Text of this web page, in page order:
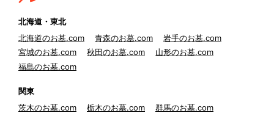
北海道・東北
北海道のお墓.com
青森のお墓.com
岩手のお墓.com
宮城のお墓.com
秋田のお墓.com
山形のお墓.com
福島のお墓.com
関東
茨木のお墓.com
栃木のお墓.com
群馬のお墓.com